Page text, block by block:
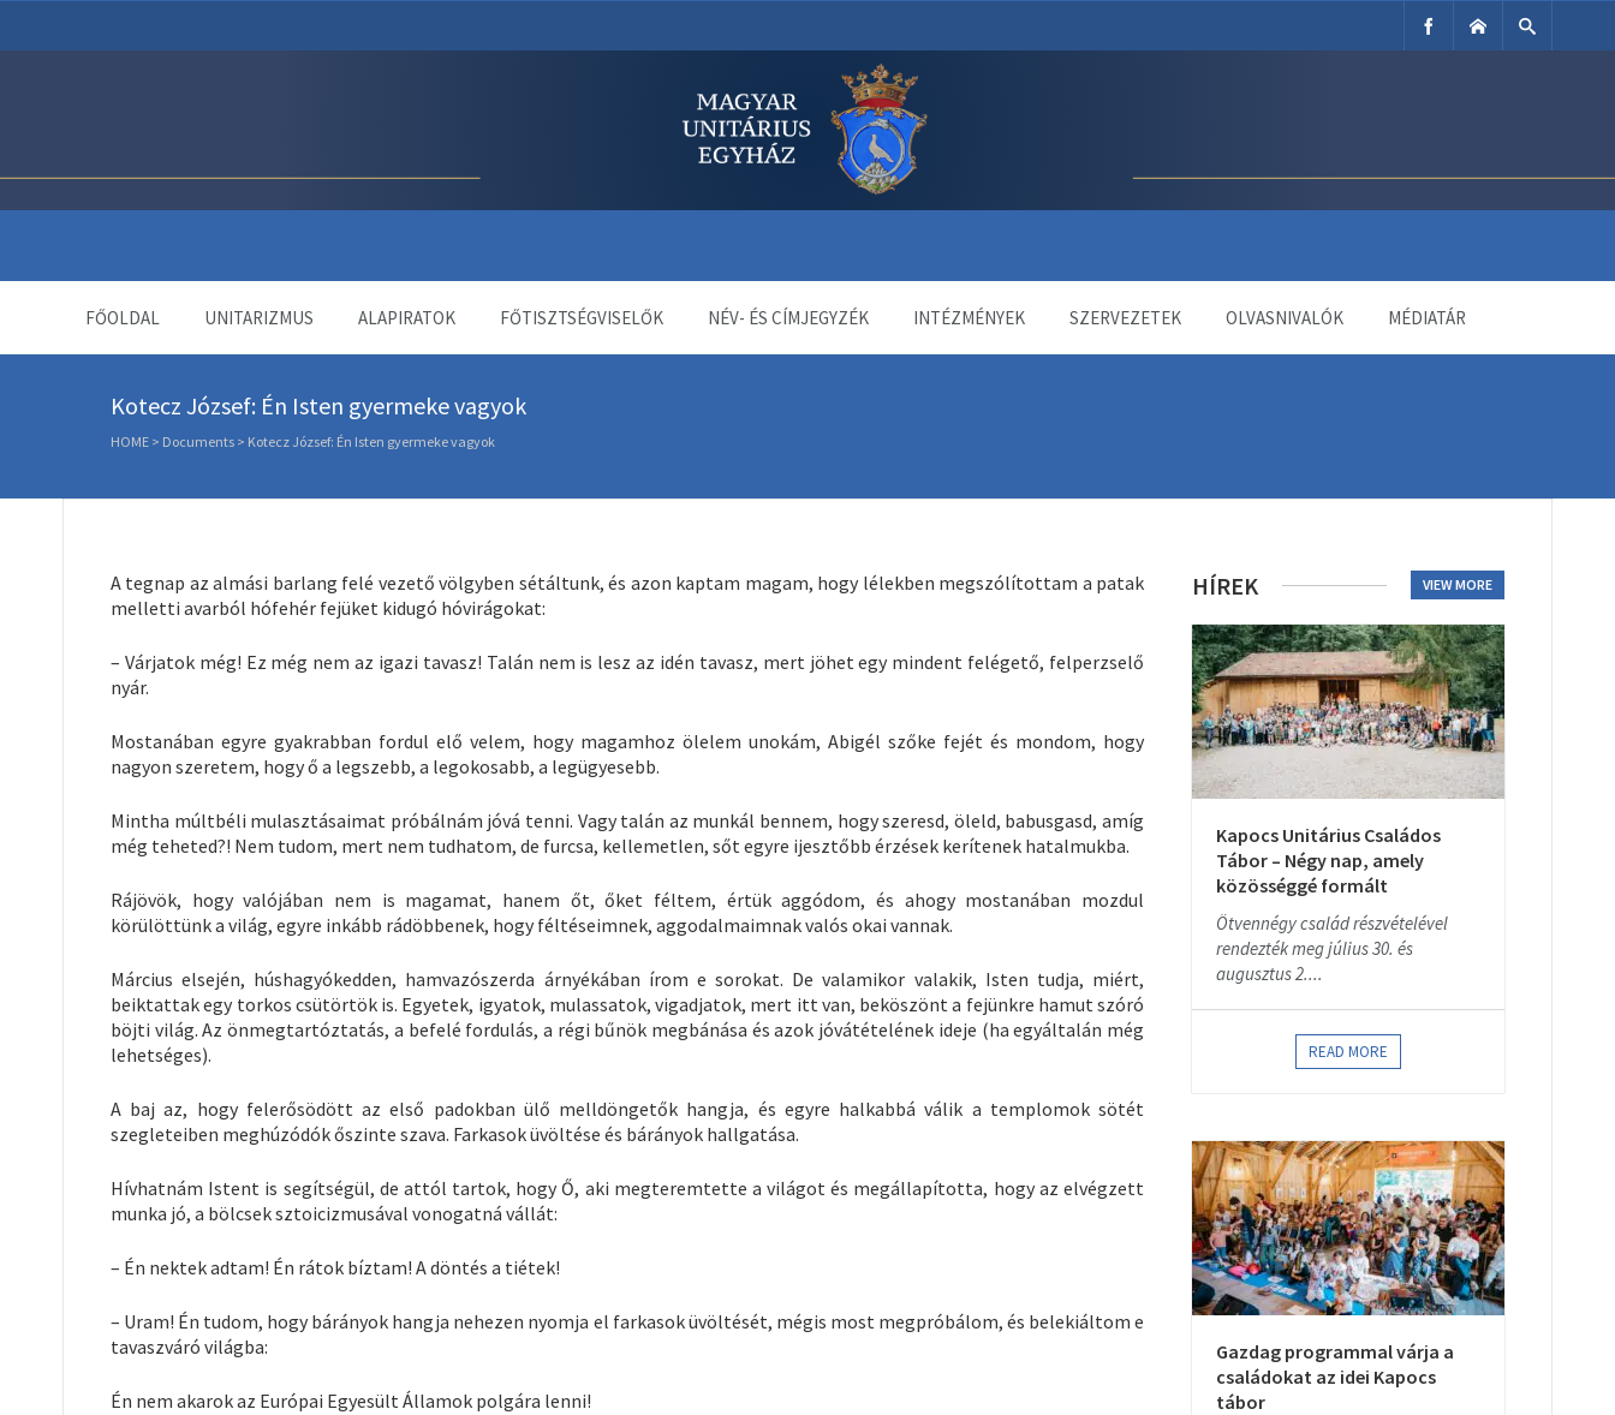
FŐOLDAL UNITARIZMUS ALAPIRATOK FŐTISZTSÉGVISELŐK NÉV- ÉS CÍMJEGYZÉK INTÉZMÉNYEK SZERVEZETEK OLVASNIVALÓK MÉDIATÁR
Kotecz József: Én Isten gyermeke vagyok
HOME > Documents > Kotecz József: Én Isten gyermeke vagyok
A tegnap az almási barlang felé vezető völgyben sétáltunk, és azon kaptam magam, hogy lélekben megszólítottam a patak
melletti avarból hófehér fejüket kidugó hóvirágokat:
– Várjatok még! Ez még nem az igazi tavasz! Talán nem is lesz az idén tavasz, mert jöhet egy mindent felégető, felperzselő
nyár.
Mostanában egyre gyakrabban fordul elő velem, hogy magamhoz ölelem unokám, Abigél szőke fejét és mondom, hogy
nagyon szeretem, hogy ő a legszebb, a legokosabb, a legügyesebb.
Mintha múltbéli mulasztásaimat próbálnám jóvá tenni. Vagy talán az munkál bennem, hogy szeresd, öleld, babusgasd, amíg
még teheted?! Nem tudom, mert nem tudhatom, de furcsa, kellemetlen, sőt egyre ijesztőbb érzések kerítenek hatalmukba.
Rájövök, hogy valójában nem is magamat, hanem őt, őket féltem, értük aggódom, és ahogy mostanában mozdul
körülöttünk a világ, egyre inkább rádöbbenek, hogy féltéseimnek, aggodalmaimnak valós okai vannak.
Március elsején, húshagyókedden, hamvazószerda árnyékában írom e sorokat. De valamikor valakik, Isten tudja, miért,
beiktattak egy torkos csütörtök is. Egyetek, igyatok, mulassatok, vigadjatok, mert itt van, beköszönt a fejünkre hamut szóró
böjti világ. Az önmegtartóztatás, a befelé fordulás, a régi bűnök megbánása és azok jóvátételének ideje (ha egyáltalán még
lehetséges).
A baj az, hogy felerősödött az első padokban ülő melldöngetők hangja, és egyre halkabbá válik a templomok sötét
szegleteiben meghúzódók őszinte szava. Farkasok üvöltése és bárányok hallgatása.
Hívhatnám Istent is segítségül, de attól tartok, hogy Ő, aki megteremtette a világot és megállapította, hogy az elvégzett
munka jó, a bölcsek sztoicizmusával vonogatná vállát:
– Én nektek adtam! Én rátok bíztam! A döntés a tiétek!
– Uram! Én tudom, hogy bárányok hangja nehezen nyomja el farkasok üvöltését, mégis most megpróbálom, és belekiáltom e
tavaszváró világba:
Én nem akarok az Európai Egyesült Államok polgára lenni!
HÍREK VIEW MORE
Kapocs Unitárius Családos
Tábor – Négy nap, amely
közösséggé formált
Ötvennégy család részvételével
rendezték meg július 30. és
augusztus 2....
READ MORE
Gazdag programmal várja a
családokat az idei Kapocs
tábor